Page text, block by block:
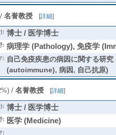
名誉教授 [詳細]
博士 / 医学博士
: 病理学 (Pathology), 免疫学
: 自己免疫疾患の病因に関する研究
(autoimmune), 病因, 自己抗原)
/ 名誉教授 [詳細]
博士 / 医学博士
: 医学 (Medicine)
: